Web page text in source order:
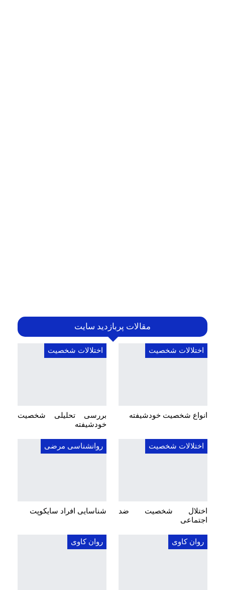
مقالات پربازدید سایت
اختلالات شخصیت
انواع شخصیت خودشیفته
اختلالات شخصیت
بررسی تحلیلی شخصیت
خودشیفته
اختلالات شخصیت
اختلال شخصیت ضد
اجتماعی
روانشناسی مرضی
شناسایی افراد سایکوپت
روان کاوی روان کاوی